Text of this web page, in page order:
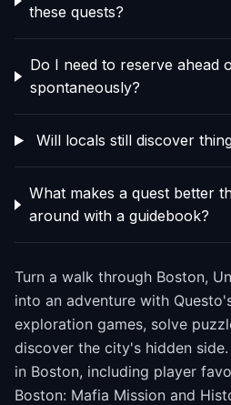
these quests?
Do I need to reserve ahead
spontaneously?
Will locals still discover
What makes a quest better
around with a guidebook?
Turn a walk through Boston,
into an adventure with
exploration games, solve
discover the city's hidden
in Boston, including player
Boston: Mafia Mission and